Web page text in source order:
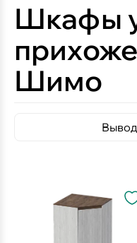
Шкафы
Шимо